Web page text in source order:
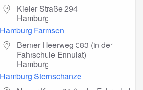
Kieler Straße 294
Hamburg
Hamburg Farmsen
Berner Heerweg 383 (in der
Fahrschule Ennulat)
Hamburg
Hamburg Sternschanze